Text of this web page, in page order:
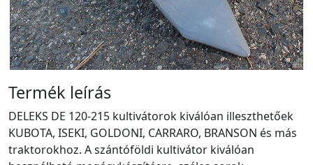
Termék leírás
DELEKS DE 120-215 kultivátorok kiválóan illeszthetőek
KUBOTA, ISEKI, GOLDONI, CARRARO, BRANSON és más
traktorokhoz. A szántóföldi kultivátor kiválóan